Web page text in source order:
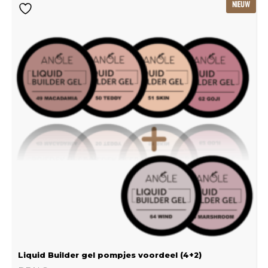
NIEUW
Liquid Builder gel pompjes voordeel (4+2)